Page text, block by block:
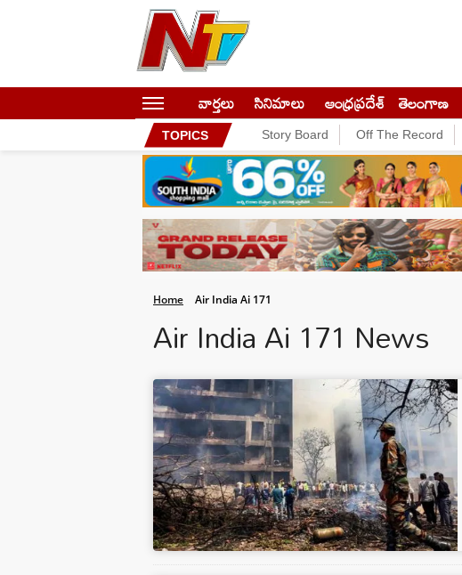
వార్తలు సినిమాలు ఆంధ్రప్రదేశ్ తెలంగాణ
TOPICS Story Board Off The Record
Home Air India Ai 171
Air India Ai 171 News